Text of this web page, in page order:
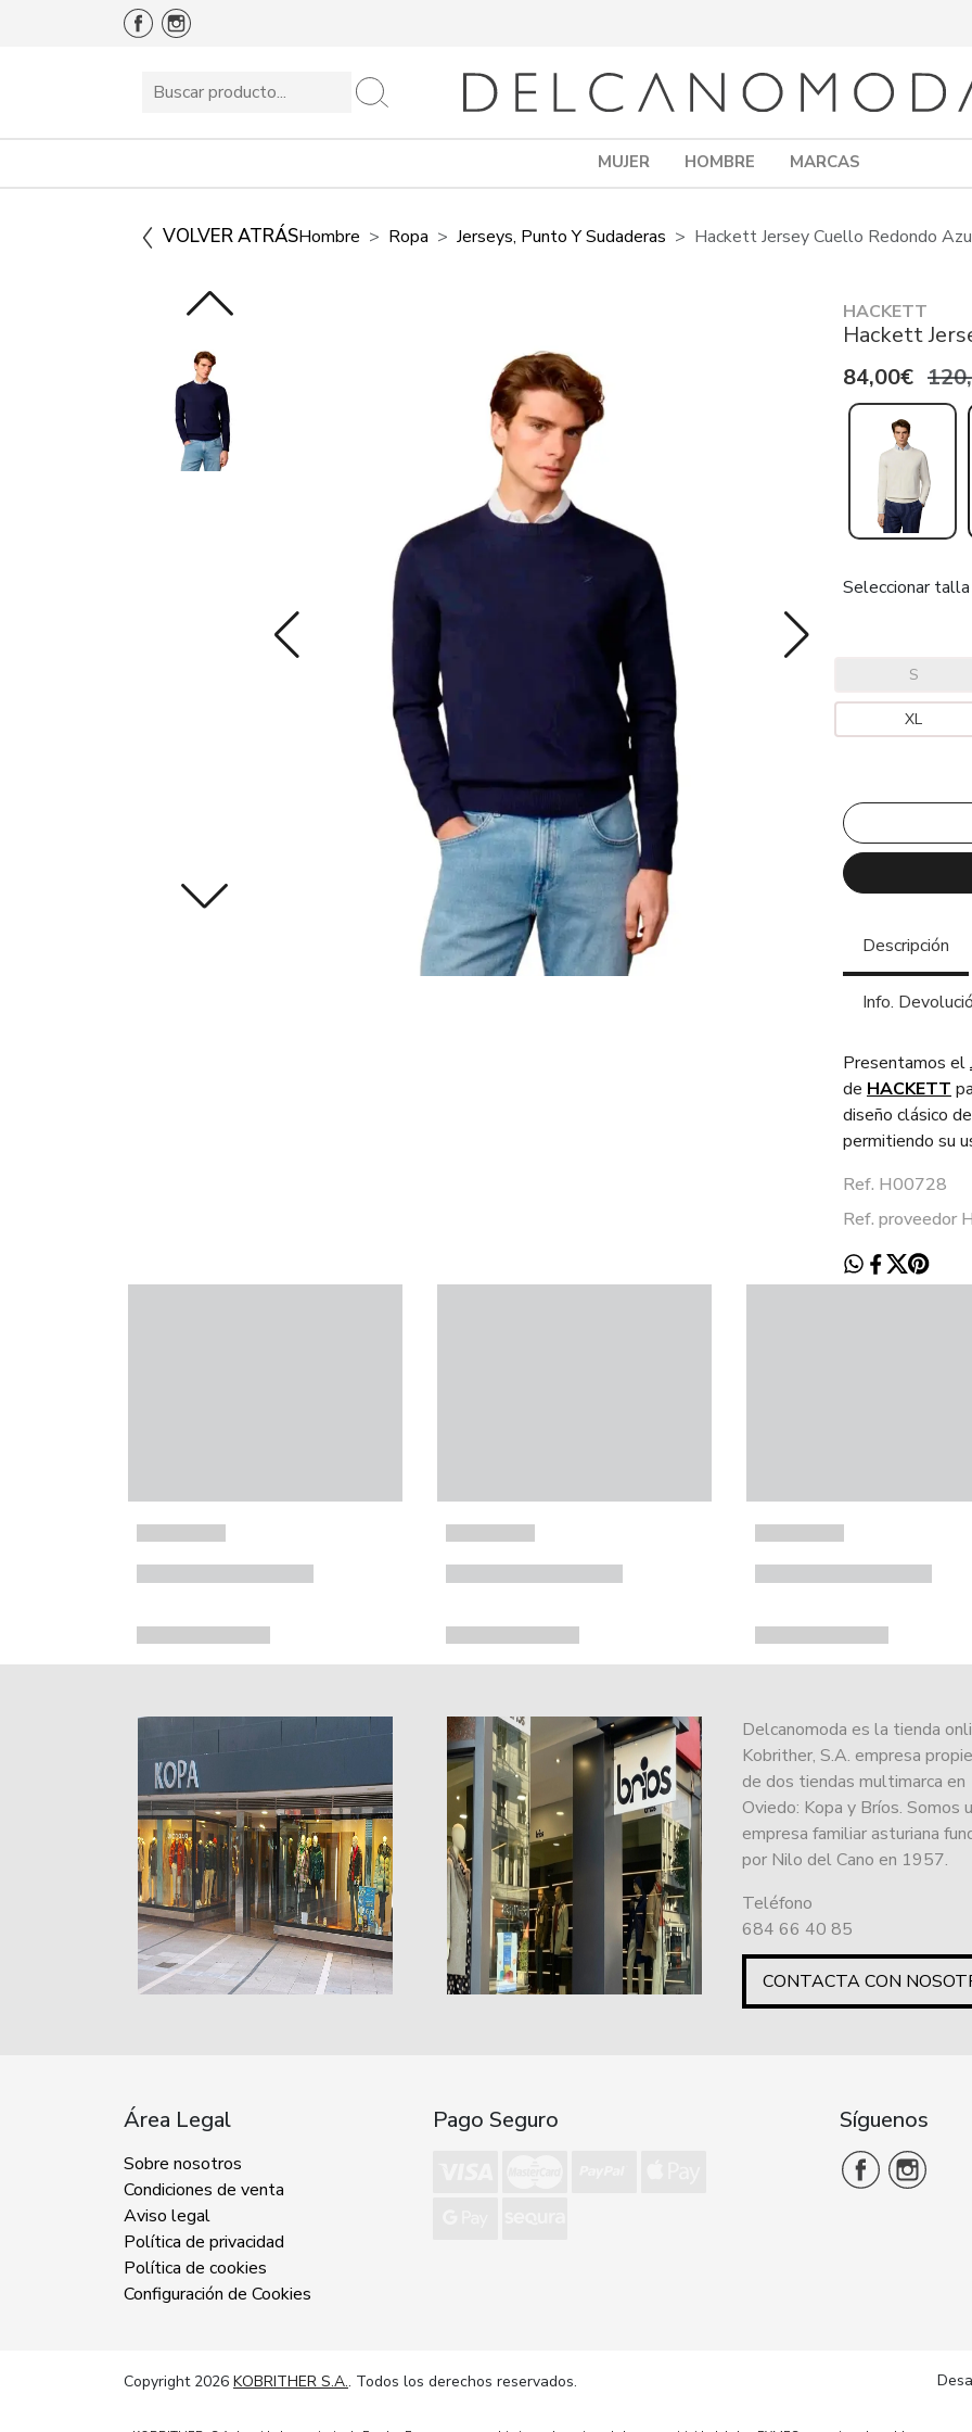
MUJER HOMBRE MARCAS
VOLVER ATRÁSHombre Ropa Jerseys, Punto Y Sudaderas Hackett Jersey Cuello Redondo
HACKETT
Hackett
84,00€
Seleccionar talla
S
XL
Descripción
Info.
Presentamos el
de HACKETT
diseño clásico
permitiendo su
Ref. H00728
Ref. proveedor
Delcanomoda es la tienda
Kobrither, S.A. empresa
de dos tiendas multimarca en
Oviedo: Kopa y Bríos. Somos
empresa familiar asturiana
por Nilo del Cano en 1957.
Teléfono
684 66 40 85
CONTACTA CON
Área Legal
Sobre nosotros
Condiciones de venta
Aviso legal
Política de privacidad
Política de cookies
Configuración de Cookies
Pago Seguro Síguenos
Copyright 2026 KOBRITHER S.A.. Todos los derechos reservados.